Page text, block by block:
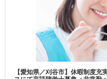
【愛知県／刈谷市】休暇制度